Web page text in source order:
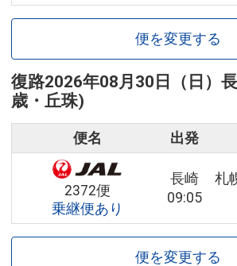
便を変更する
復路2026年08月30日（日）
歳・丘珠)
便名 出発
2372便
乗継便あり
長崎
09:05
札
便を変更する